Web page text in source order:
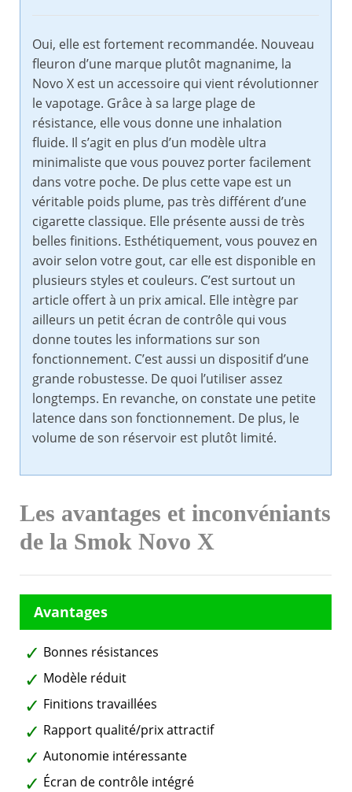
Oui, elle est fortement recommandée. Nouveau
fleuron d’une marque plutôt magnanime, la
Novo X est un accessoire qui vient révolutionner
le vapotage. Grâce à sa large plage de
résistance, elle vous donne une inhalation
fluide. Il s’agit en plus d’un modèle ultra
minimaliste que vous pouvez porter facilement
dans votre poche. De plus cette vape est un
véritable poids plume, pas très différent d’une
cigarette classique. Elle présente aussi de très
belles finitions. Esthétiquement, vous pouvez en
avoir selon votre gout, car elle est disponible en
plusieurs styles et couleurs. C’est surtout un
article offert à un prix amical. Elle intègre par
ailleurs un petit écran de contrôle qui vous
donne toutes les informations sur son
fonctionnement. C’est aussi un dispositif d’une
grande robustesse. De quoi l’utiliser assez
longtemps. En revanche, on constate une petite
latence dans son fonctionnement. De plus, le
volume de son réservoir est plutôt limité.
Les avantages et inconvéniants
de la Smok Novo X
Bonnes résistances
Modèle réduit
Finitions travaillées
Rapport qualité/prix attractif
Autonomie intéressante
Écran de contrôle intégré